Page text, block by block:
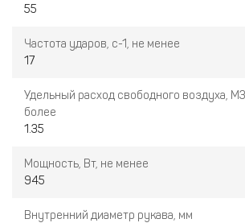
55
Частота ударов, с-1, не менее
17
Удельный расход свободного воздуха,
более
1.35
Мощность, Вт, не менее
945
Внутренний диаметр рукава, мм